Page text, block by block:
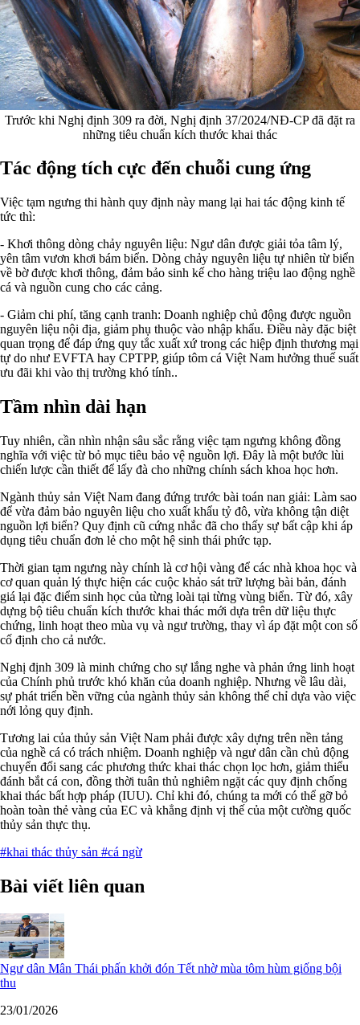
Trước khi Nghị định 309 ra đời, Nghị định 37/2024/NĐ-CP đã đặt ra
những tiêu chuẩn kích thước khai thác
Tác động tích cực đến chuỗi cung ứng
Việc tạm ngưng thi hành quy định này mang lại hai tác động kinh tế
tức thì:
- Khơi thông dòng chảy nguyên liệu: Ngư dân được giải tỏa tâm lý,
yên tâm vươn khơi bám biển. Dòng chảy nguyên liệu tự nhiên từ biển
về bờ được khơi thông, đảm bảo sinh kế cho hàng triệu lao động nghề
cá và nguồn cung cho các cảng.
- Giảm chi phí, tăng cạnh tranh: Doanh nghiệp chủ động được nguồn
nguyên liệu nội địa, giảm phụ thuộc vào nhập khẩu. Điều này đặc biệt
quan trọng để đáp ứng quy tắc xuất xứ trong các hiệp định thương mại
tự do như EVFTA hay CPTPP, giúp tôm cá Việt Nam hưởng thuế suất
ưu đãi khi vào thị trường khó tính..
Tầm nhìn dài hạn
Tuy nhiên, cần nhìn nhận sâu sắc rằng việc tạm ngưng không đồng
nghĩa với việc từ bỏ mục tiêu bảo vệ nguồn lợi. Đây là một bước lùi
chiến lược cần thiết để lấy đà cho những chính sách khoa học hơn.
Ngành thủy sản Việt Nam đang đứng trước bài toán nan giải: Làm sao
để vừa đảm bảo nguyên liệu cho xuất khẩu tỷ đô, vừa không tận diệt
nguồn lợi biển? Quy định cũ cứng nhắc đã cho thấy sự bất cập khi áp
dụng tiêu chuẩn đơn lẻ cho một hệ sinh thái phức tạp.
Thời gian tạm ngưng này chính là cơ hội vàng để các nhà khoa học và
cơ quan quản lý thực hiện các cuộc khảo sát trữ lượng bài bản, đánh
giá lại đặc điểm sinh học của từng loài tại từng vùng biển. Từ đó, xây
dựng bộ tiêu chuẩn kích thước khai thác mới dựa trên dữ liệu thực
chứng, linh hoạt theo mùa vụ và ngư trường, thay vì áp đặt một con số
cố định cho cả nước.
Nghị định 309 là minh chứng cho sự lắng nghe và phản ứng linh hoạt
của Chính phủ trước khó khăn của doanh nghiệp. Nhưng về lâu dài,
sự phát triển bền vững của ngành thủy sản không thể chỉ dựa vào việc
nới lỏng quy định.
Tương lai của thủy sản Việt Nam phải được xây dựng trên nền tảng
của nghề cá có trách nhiệm. Doanh nghiệp và ngư dân cần chủ động
chuyển đổi sang các phương thức khai thác chọn lọc hơn, giảm thiểu
đánh bắt cá con, đồng thời tuân thủ nghiêm ngặt các quy định chống
khai thác bất hợp pháp (IUU). Chỉ khi đó, chúng ta mới có thể gỡ bỏ
hoàn toàn thẻ vàng của EC và khẳng định vị thế của một cường quốc
thủy sản thực thụ.
#khai thác thủy sản #cá ngừ
Bài viết liên quan
Ngư dân Mân Thái phấn khởi đón Tết nhờ mùa tôm hùm giống bội
thu
23/01/2026